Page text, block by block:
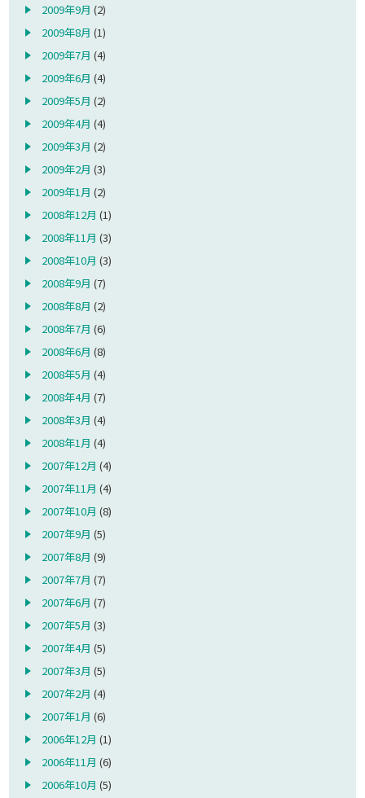
2009年9月 (2)
2009年8月 (1)
2009年7月 (4)
2009年6月 (4)
2009年5月 (2)
2009年4月 (4)
2009年3月 (2)
2009年2月 (3)
2009年1月 (2)
2008年12月 (1)
2008年11月 (3)
2008年10月 (3)
2008年9月 (7)
2008年8月 (2)
2008年7月 (6)
2008年6月 (8)
2008年5月 (4)
2008年4月 (7)
2008年3月 (4)
2008年1月 (4)
2007年12月 (4)
2007年11月 (4)
2007年10月 (8)
2007年9月 (5)
2007年8月 (9)
2007年7月 (7)
2007年6月 (7)
2007年5月 (3)
2007年4月 (5)
2007年3月 (5)
2007年2月 (4)
2007年1月 (6)
2006年12月 (1)
2006年11月 (6)
2006年10月 (5)